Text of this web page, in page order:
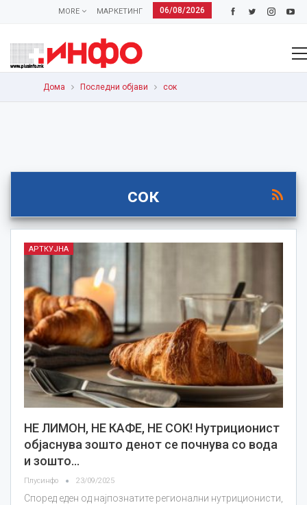
06/08/2026
МАРКЕТИНГ
MORE
Дома Последни објави сок
сок
АРТКУЈНА
НЕ ЛИМОН, НЕ КАФЕ, НЕ СОК! Нутриционист
објаснува зошто денот се почнува со вода
и зошто…
Плусинфо 23/09/2025
Според еден од најпознатите регионални нутриционисти,